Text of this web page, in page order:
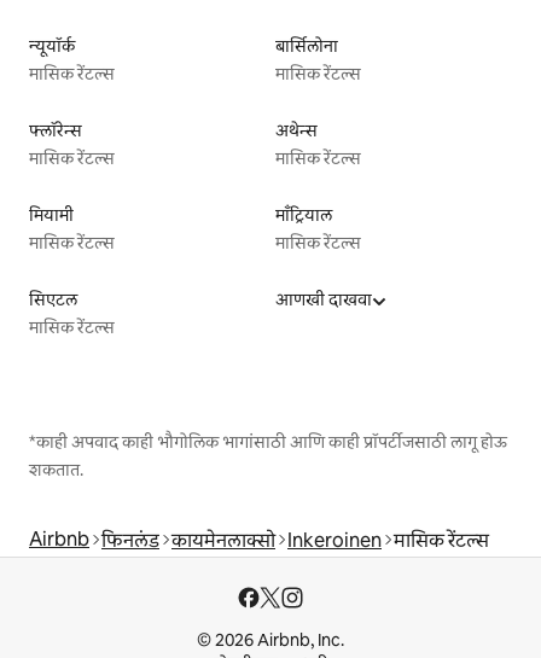
न्यूयॉर्क
मासिक रेंटल्स
बार्सिलोना
मासिक रेंटल्स
फ्लॉरेन्स
मासिक रेंटल्स
अथेन्स
मासिक रेंटल्स
मियामी
मासिक रेंटल्स
माँट्रियाल
मासिक रेंटल्स
सिएटल
मासिक रेंटल्स
आणखी दाखवा
*काही अपवाद काही भौगोलिक भागांसाठी आणि काही प्रॉपर्टीजसाठी लागू होऊ
शकतात.
Airbnb फिनलंड कायमेनलाक्सो Inkeroinen मासिक रेंटल्स
© 2026 Airbnb, Inc.